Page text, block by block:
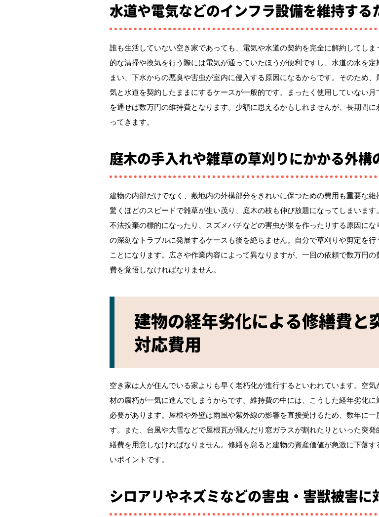
水道や電気などのインフラ設備を維持する
誰も生活していない空き家であっても、電気や水道の契約を完全に解約してし
的な清掃や換気を行う際には電気が通っていたほうが便利ですし、水道の水を
まい、下水からの悪臭や害虫が室内に侵入する原因になるからです。そのため
気と水道を契約したままにするケースが一般的です。まったく使用していない
を通せば数万円の維持費となります。少額に思えるかもしれませんが、長期間
ってきます。
庭木の手入れや雑草の草刈りにかかる外構
建物の内部だけでなく、敷地内の外構部分をきれいに保つための費用も重要な維
驚くほどのスピードで雑草が生い茂り、庭木の枝も伸び放題になってしまいます
不法投棄の標的になったり、スズメバチなどの害虫が巣を作ったりする原因に
の深刻なトラブルに発展するケースも後を絶ちません。自分で草刈りや剪定を
ことになります。広さや作業内容によって異なりますが、一回の依頼で数万円
費を覚悟しなければなりません。
建物の経年劣化による修繕費と
対応費用
空き家は人が住んでいる家よりも早く老朽化が進行するといわれています。空
材の腐朽が一気に進んでしまうからです。維持費の中には、こうした経年劣化
必要があります。屋根や外壁は雨風や紫外線の影響を直接受けるため、数年に
す。また、台風や大雪などで屋根瓦が飛んだり窓ガラスが割れたりといった突
繕費を用意しなければなりません。修繕を怠ると建物の資産価値が急激に下落
いポイントです。
シロアリやネズミなどの害虫・害獣被害